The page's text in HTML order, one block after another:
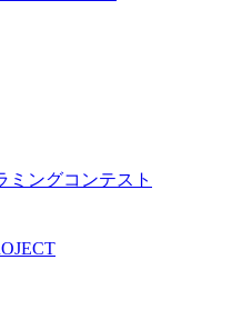
ミングコンテスト